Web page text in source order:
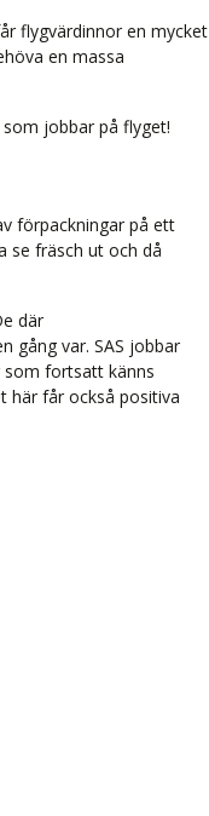
flygvärdinnor en mycket
en massa
jobbar på flyget!
förpackningar på ett
se fräsch ut och då
där
gång var. SAS jobbar
som fortsatt känns
här får också positiva